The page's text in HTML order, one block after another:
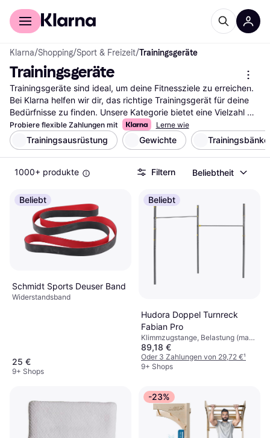
Für Shopper
Klarna/Shopping/Sport & Freizeit/Trainingsgeräte
Trainingsgeräte
Trainingsgeräte sind ideal, um deine Fitnessziele zu erreichen.
Bei Klarna helfen wir dir, das richtige Trainingsgerät für deine
Bedürfnisse zu finden. Unsere Kategorie bietet eine Vielzahl
von Geräten, die du mit unseren nützlichen Filtern durchsuchen
kannst. Egal ob du nach einem Laufband, einem Heimtrainer
oder Hanteln suchst, unsere Filter führen dich schnell zum
passenden Trainingsgerät. Du kannst auch nach Marken,
Preisen oder Bewertungen filtern, um deine Auswahl weiter zu
Fitnesszielen passt. Lies die Nutzerbewertungen, um mehr
über die Erfahrungen anderer zu erfahren und die richtige Wahl
zu treffen. Beginne deine Suche nach dem idealen
Trainingsgerät hier und finde die beste Unterstützung für dein
Training. Mehr über trainingsgeräte »
Probiere flexible Zahlungen mit Lerne wie
Trainingsausrüstung Gewichte
1000+ produkte Filtern Beliebtheit
Beliebt
Schmidt Sports Deuser Band
Widerstandsband
25 €
9+ Shops
Beliebt
Hudora Doppel Turnreck
Fabian Pro
Klimmzugstange, Belastung (max)
100 kg
89,18 €
Oder 3 Zahlungen von 29,72 €¹
9+ Shops
-23%